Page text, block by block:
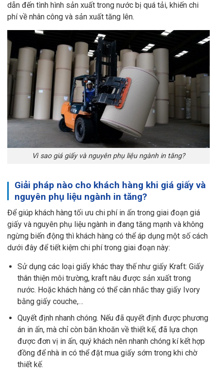
dẫn đến tình hình sản xuất trong nước bị quá tải, khiến chi
phí về nhân công và sản xuất tăng lên.
Vì sao giá giấy và nguyên phụ liệu ngành in tăng?
Giải pháp nào cho khách hàng khi giá giấy và
nguyên phụ liệu ngành in tăng?
Để giúp khách hàng tối ưu chi phí in ấn trong giai đoạn giá
giấy và nguyên phụ liệu ngành in đang tăng mạnh và không
ngừng biến động thì khách hàng có thể áp dụng một số cách
dưới đây để tiết kiệm chi phí trong giai đoạn này:
Sử dụng các loại giấy khác thay thế như giấy Kraft: Giấy
thân thiện môi trường, kraft nâu được sản xuất trong
nước. Hoặc khách hàng có thể cân nhắc thay giấy Ivory
bằng giấy couche,…
Quyết định nhanh chóng. Nếu đã quyết định được phương
án in ấn, mà chỉ còn băn khoăn về thiết kế, đã lựa chọn
được đơn vị in ấn, quý khách nên nhanh chóng kí kết hợp
đồng để nhà in có thể đặt mua giấy sớm trong khi chờ
thiết kế.